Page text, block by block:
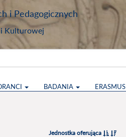
i Pedagogicznych
Kulturowej
BADANIA ERASMUS
Jednostka oferująca